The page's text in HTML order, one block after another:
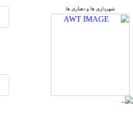
شهرداری ها و دهیاری ها